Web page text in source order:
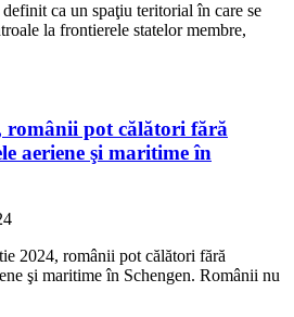
ca un spaţiu teritorial în care se
la frontierele statelor membre,
românii pot călători fără
aeriene şi maritime în
2024, românii pot călători fără
şi maritime în Schengen. Românii nu